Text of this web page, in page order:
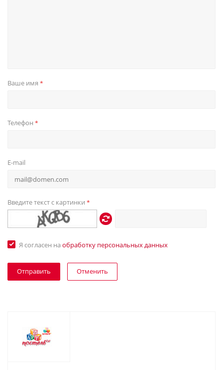
Ваше имя *
Телефон *
E-mail
Введите текст с картинки *
Я согласен на обработку персональных данных
Отменить